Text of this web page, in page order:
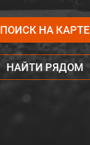
ПОИСК НА КАРТЕ
НАЙТИ РЯДОМ